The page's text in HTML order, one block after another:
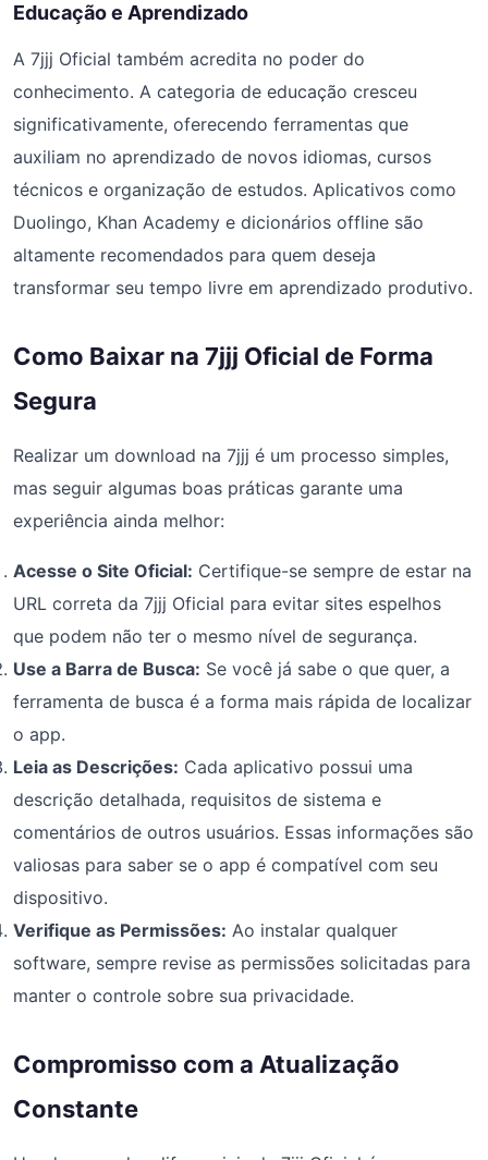
Educação e Aprendizado
A 7jjj Oficial também acredita no poder do
conhecimento. A categoria de educação cresceu
significativamente, oferecendo ferramentas que
auxiliam no aprendizado de novos idiomas, cursos
técnicos e organização de estudos. Aplicativos como
Duolingo, Khan Academy e dicionários offline são
altamente recomendados para quem deseja
transformar seu tempo livre em aprendizado produtivo.
Como Baixar na 7jjj Oficial de Forma
Segura
Realizar um download na 7jjj é um processo simples,
mas seguir algumas boas práticas garante uma
experiência ainda melhor:
Acesse o Site Oficial: Certifique-se sempre de estar na
URL correta da 7jjj Oficial para evitar sites espelhos
que podem não ter o mesmo nível de segurança.
Use a Barra de Busca: Se você já sabe o que quer, a
ferramenta de busca é a forma mais rápida de localizar
o app.
Leia as Descrições: Cada aplicativo possui uma
descrição detalhada, requisitos de sistema e
comentários de outros usuários. Essas informações são
valiosas para saber se o app é compatível com seu
dispositivo.
Verifique as Permissões: Ao instalar qualquer
software, sempre revise as permissões solicitadas para
manter o controle sobre sua privacidade.
Compromisso com a Atualização
Constante